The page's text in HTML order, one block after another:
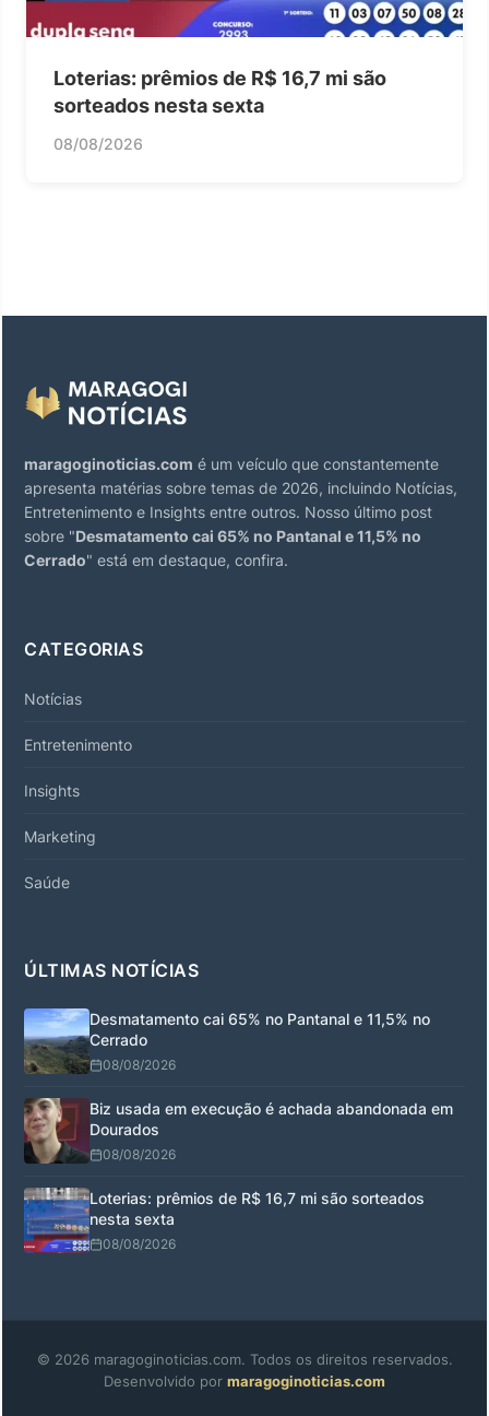
Loterias: prêmios de R$ 16,7 mi são
sorteados nesta sexta
08/08/2026
maragoginoticias.com é um veículo que constantemente
apresenta matérias sobre temas de 2026, incluindo Notícias,
Entretenimento e Insights entre outros. Nosso último post
sobre "Desmatamento cai 65% no Pantanal e 11,5% no
Cerrado" está em destaque, confira.
CATEGORIAS
Notícias
Entretenimento
Insights
Marketing
Saúde
ÚLTIMAS NOTÍCIAS
Desmatamento cai 65% no Pantanal e 11,5% no
Cerrado
08/08/2026
Biz usada em execução é achada abandonada em
Dourados
08/08/2026
Loterias: prêmios de R$ 16,7 mi são sorteados
nesta sexta
08/08/2026
© 2026 maragoginoticias.com. Todos os direitos reservados.
Desenvolvido por maragoginoticias.com